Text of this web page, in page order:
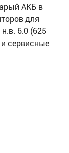
АКБ в
для
6.0 (625
сервисные